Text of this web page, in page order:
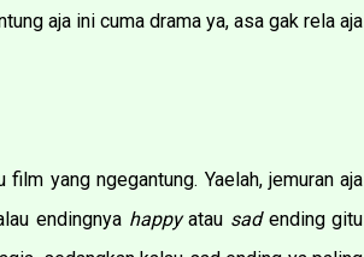
aja ini cuma drama ya, asa gak rela aja
yang ngegantung. Yaelah, jemuran aja
endingnya happyatau sadending gitu